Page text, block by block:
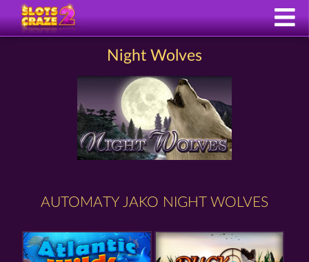
Night Wolves
AUTOMATY JAKO NIGHT WOLVES